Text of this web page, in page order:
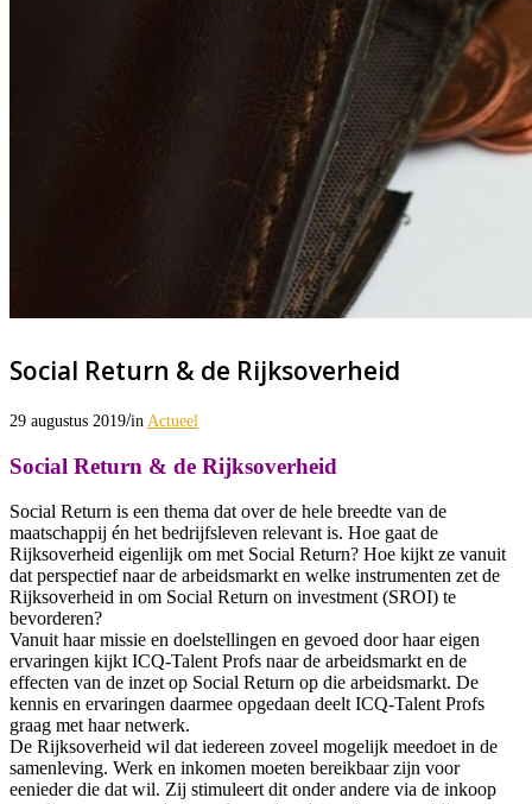
Social Return & de Rijksoverheid
29 augustus 2019/in Actueel
Social Return & de Rijksoverheid
Social Return is een thema dat over de hele breedte van de
maatschappij én het bedrijfsleven relevant is. Hoe gaat de
Rijksoverheid eigenlijk om met Social Return? Hoe kijkt ze vanuit
dat perspectief naar de arbeidsmarkt en welke instrumenten zet de
Rijksoverheid in om Social Return on investment (SROI) te
bevorderen?
Vanuit haar missie en doelstellingen en gevoed door haar eigen
ervaringen kijkt ICQ-Talent Profs naar de arbeidsmarkt en de
effecten van de inzet op Social Return op die arbeidsmarkt. De
kennis en ervaringen daarmee opgedaan deelt ICQ-Talent Profs
graag met haar netwerk.
De Rijksoverheid wil dat iedereen zoveel mogelijk meedoet in de
samenleving. Werk en inkomen moeten bereikbaar zijn voor
eenieder die dat wil. Zij stimuleert dit onder andere via de inkoop